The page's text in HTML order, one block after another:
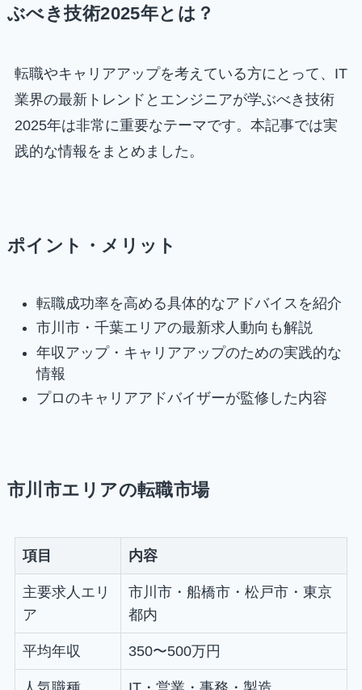
ぶべき技術2025年とは？
転職やキャリアアップを考えている方にとって、IT
業界の最新トレンドとエンジニアが学ぶべき技術
2025年は非常に重要なテーマです。本記事では実
践的な情報をまとめました。
ポイント・メリット
転職成功率を高める具体的なアドバイスを紹介
市川市・千葉エリアの最新求人動向も解説
年収アップ・キャリアアップのための実践的な
情報
プロのキャリアアドバイザーが監修した内容
市川市エリアの転職市場
項目 内容
主要求人エリ
ア
市川市・船橋市・松戸市・東京
都内
平均年収 350〜500万円